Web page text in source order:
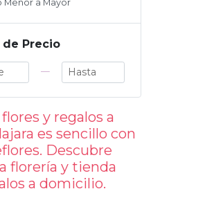
a Mayor
de Precio
—
y regalos a
es sencillo con
Descubre
florería y tienda
a domicilio.